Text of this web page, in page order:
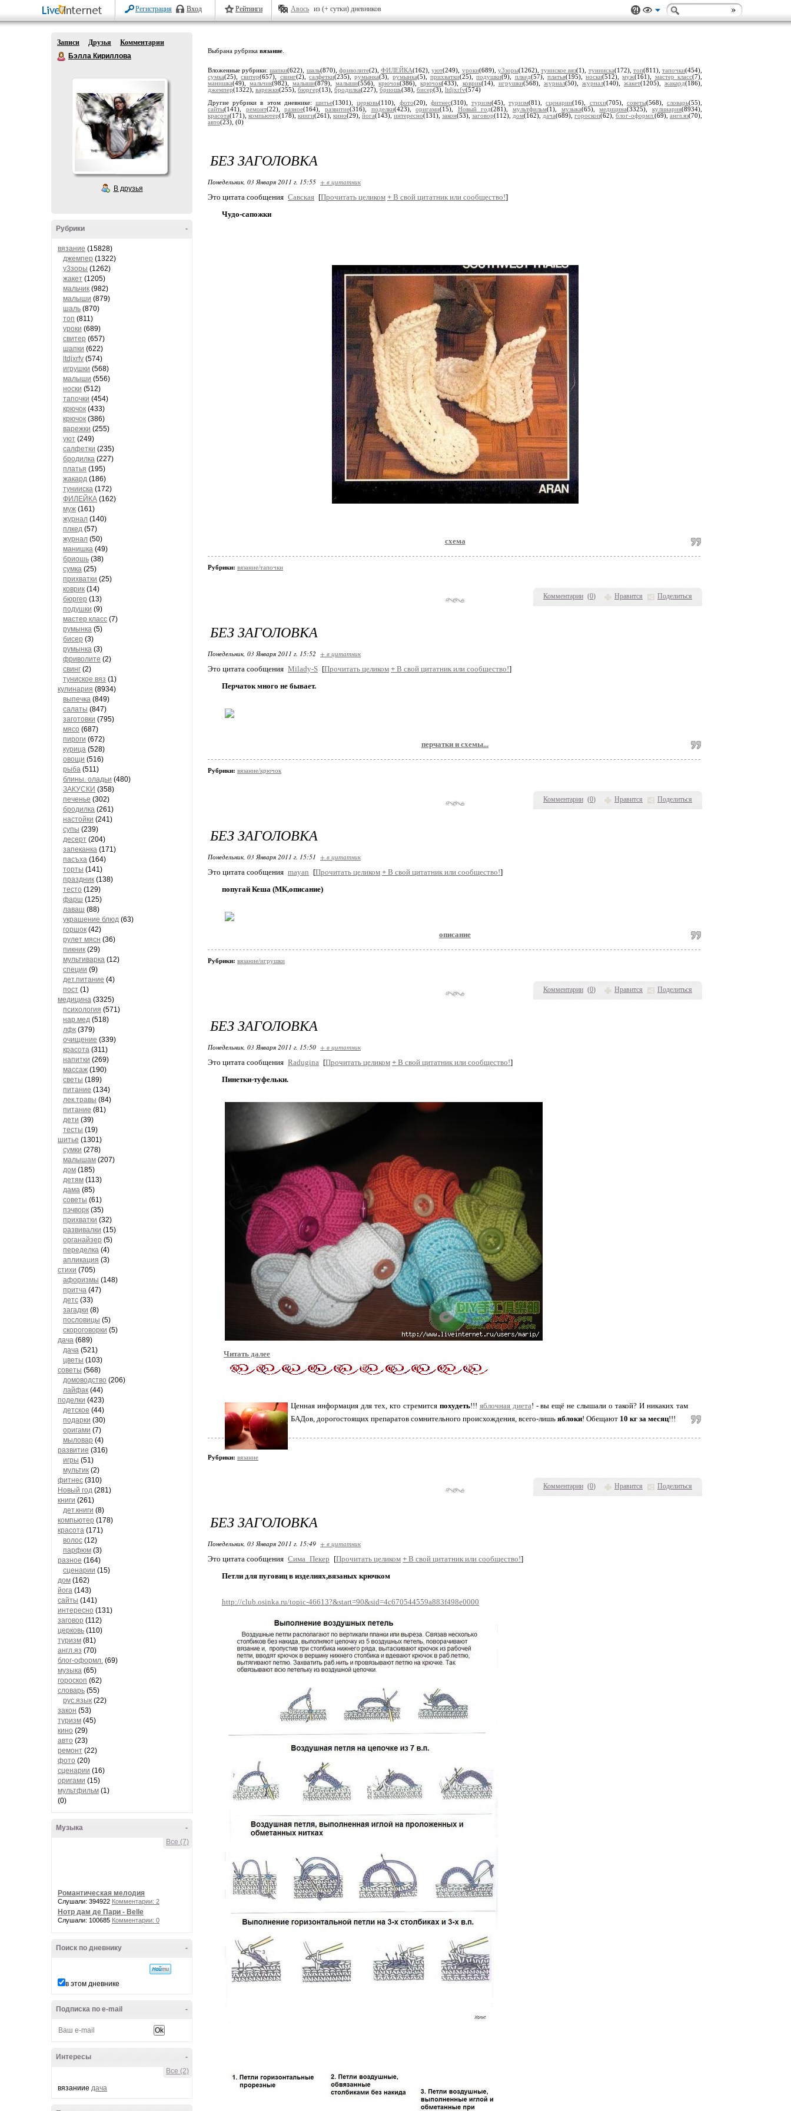
Регистрация Вход Рейтинги Авось из (+ сутки) дневников
Записи Друзья
Комментарии
Бэлла Кириллова
В друзья
-
Рубрики
вязание (15828)
джемпер (1322)
у3зоры (1262)
жакет (1205)
мальчик (982)
малыши (879)
шаль (870)
топ (811)
уроки (689)
свитер (657)
шапки (622)
ltdjxrfv (574)
игрушки (568)
малыши (556)
носки (512)
тапочки (454)
крючок (433)
крючок (386)
варежки (255)
уют (249)
салфетки (235)
бродилка (227)
платья (195)
жакард (186)
тунииска (172)
ФИЛЕЙКА (162)
муж (161)
журнал (140)
плкед (57)
журнал (50)
манишка (49)
бриошь (38)
сумка (25)
прихватки (25)
коврик (14)
бюргер (13)
подушки (9)
мастер класс (7)
румынка (5)
бисер (3)
румынка (3)
фриволите (2)
свинг (2)
туниское вяз (1)
кулинария (8934)
выпечка (849)
салаты (847)
заготовки (795)
мясо (687)
пироги (672)
курица (528)
овощи (516)
рыба (511)
блины. оладьи (480)
ЗАКУСКИ (358)
печенье (302)
бродилка (261)
настойки (241)
супы (239)
десерт (204)
запеканка (171)
пасъха (164)
торты (141)
праздник (138)
тесто (129)
фарш (125)
лаваш (88)
украшение блюд (63)
горшок (42)
рулет мясн (36)
пикник (29)
мультиварка (12)
специи (9)
дет.питание (4)
пост (1)
медицина (3325)
психология (571)
нар.мед (518)
лфк (379)
очищение (339)
красота (311)
напитки (269)
массаж (190)
светы (189)
питание (134)
лек.травы (84)
питание (81)
дети (39)
тесты (19)
шитье (1301)
сумки (278)
малышам (207)
дом (185)
детям (113)
дама (85)
советы (61)
пэчворк (35)
прихватки (32)
развивалки (15)
органайзер (5)
переделка (4)
апликация (3)
стихи (705)
афоризмы (148)
притча (47)
детс (33)
загадки (8)
пословицы (5)
скороговорки (5)
дача (689)
дача (521)
цветы (103)
советы (568)
домоводство (206)
лайфак (44)
поделки (423)
детское (44)
подарки (30)
оригами (7)
мыловар (4)
развитие (316)
игры (51)
мультик (2)
фитнес (310)
Новый год (281)
книги (261)
дет.книги (8)
компьютер (178)
красота (171)
волос (12)
парфюм (3)
разное (164)
сценарии (15)
дом (162)
йога (143)
сайты (141)
интересно (131)
заговор (112)
церковь (110)
туризм (81)
англ.яз (70)
блог-оформл. (69)
музыка (65)
гороскоп (62)
словарь (55)
рус.язык (22)
закон (53)
туризм (45)
кино (29)
авто (23)
ремонт (22)
фото (20)
сценарии (16)
оригами (15)
мультфильм (1)
(0)
-
Музыка
Все (7)
Романтическая мелодия
Слушали: 394922 Комментарии: 2
Нотр дам де Пари - Belle
Слушали: 100685 Комментарии: 0
-
Поиск по дневнику
в этом дневнике
-
Подписка по e-mail
-
Интересы
Все (2)
вязаниие дача
Выбрана рубрика вязание
Вложенные рубрики:шапки(622), шаль(870), фриволите(2),ФИЛЕЙКА(162),уют(249), уроки(689), у3зоры(1262),туниское вяз(1), тунииска(172), топ(811),тапочки(454),
сумка(25),свитер(657), свинг(2), салфетки(235),румынка(3), румынка(5), прихватки(25),подушки(9), плкед(57), платья(195),носки(512),муж(161), мастер класс(7),
манишка(49),мальчик(982),малыши(879),малыши(556),крючок(386),крючок(433), коврик(14), игрушки(568), журнал(50), журнал(140), жакет(1205),жакард(186),
джемпер(1322), варежки(255), бюргер(13), бродилка(227), бриошь(38), бисер(3), ltdjxrfv(574)
Другие рубрики в этом дневнике:шитье(1301),церковь(110), фото(20), фитнес(310), туризм(45),туризм(81),сценарии(16), стихи(705), советы(568),словарь(55),
сайты(141), ремонт(22),разное(164), развитие(316), поделки(423),оригами(15), Новый год(281),мультфильм(1), музыка(65),медицина(3325),кулинария(8934),
красота(171), компьютер(178), книги(261), кино(29), йога(143), интересно(131), закон(53), заговор(112), дом(162), дача(689), гороскоп(62), блог-оформл. (69), англ.яз(70),
авто(23), (0)
Комментарии (0) Нравится Поделиться
БЕЗ ЗАГОЛОВКА
Понедельник, 03 Января 2011 г. 15:55 + в цитатник
Это цитата сообщения Савская [Прочитать целиком + В свой цитатник или сообщество!]
Чудо-сапожки
схема
Рубрики: вязание/тапочки
Комментарии (0) Нравится Поделиться
БЕЗ ЗАГОЛОВКА
Понедельник, 03 Января 2011 г. 15:52 + в цитатник
Это цитата сообщения Milady-S [Прочитать целиком + В свой цитатник или сообщество!]
Перчаток много не бывает.
перчатки и схемы...
Рубрики: вязание/крючок
Комментарии (0) Нравится Поделиться
БЕЗ ЗАГОЛОВКА
Понедельник, 03 Января 2011 г. 15:51 + в цитатник
Это цитата сообщения mayan [Прочитать целиком + В свой цитатник или сообщество!]
попугай Кеша (МК,описание)
описание
Рубрики: вязание/игрушки
Комментарии (0) Нравится Поделиться
БЕЗ ЗАГОЛОВКА
Понедельник, 03 Января 2011 г. 15:50 + в цитатник
Это цитата сообщения Radugina [Прочитать целиком + В свой цитатник или сообщество!]
Пинетки-туфельки.
Читать далее
Ценная информация для тех, кто стремится похудеть!!! яблочная диета! - вы ещё не слышали о такой? И никаких там
БАДов, дорогостоящих препаратов сомнительного происхождения, всего-лишь яблоки! Обещают 10 кг за месяц!!!
Рубрики: вязание
БЕЗ ЗАГОЛОВКА
Понедельник, 03 Января 2011 г. 15:49 + в цитатник
Это цитата сообщения Сима_Пекер [Прочитать целиком + В свой цитатник или сообщество!]
Петли для пуговиц в изделиях,вязаных крючком
http://club.osinka.ru/topic-46613?&start=90&sid=4c670544559a883f498e0000